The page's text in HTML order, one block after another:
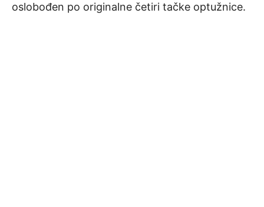
oslobođen po originalne četiri tačke optužnice.